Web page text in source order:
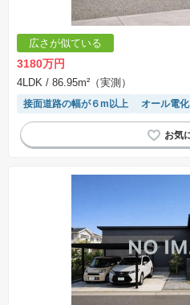
広さが似ている
3180万円
4LDK / 86.95m²（実測）
接面道路の幅が６m以上 オール電化